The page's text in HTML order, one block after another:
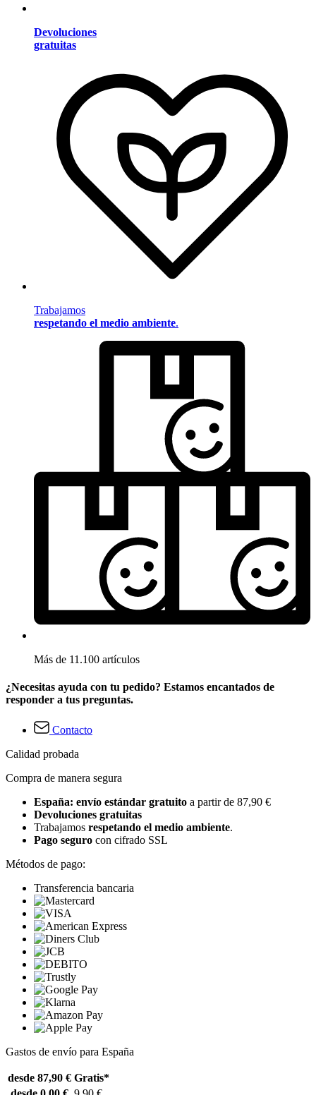
Devoluciones
gratuitas
Trabajamos
respetando el medio ambiente.
Más de 11.100 artículos
¿Necesitas ayuda con tu pedido? Estamos encantados de
responder a tus preguntas.
Contacto
Calidad probada
Compra de manera segura
España: envío estándar gratuito a partir de 87,90 €
Devoluciones gratuitas
Trabajamos respetando el medio ambiente.
Pago seguro con cifrado SSL
Métodos de pago:
Transferencia bancaria
Gastos de envío para España
desde 87,90 € Gratis*